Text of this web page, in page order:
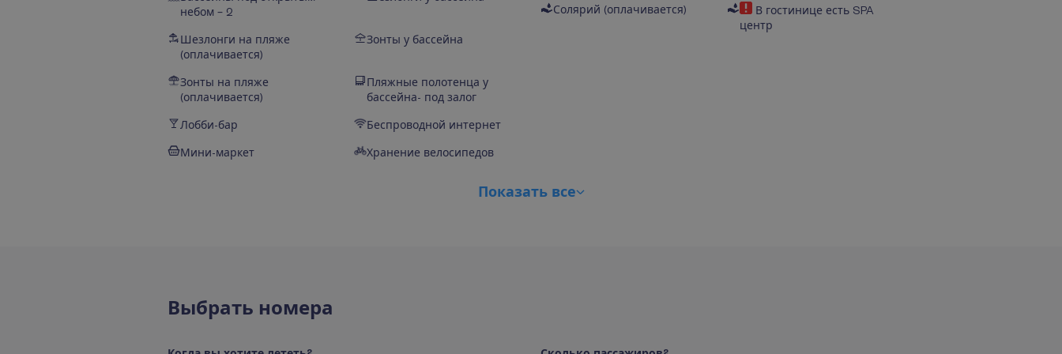
небом – 2
Шезлонги на пляже
(оплачивается)
Зонты у бассейна
Зонты на пляже
(оплачивается)
Пляжные полотенца у
бассейна- под залог
Лобби-бар Беспроводной интернет
Мини-маркет Хранение велосипедов
Солярий (оплачивается)
В гостинице есть SPA
центр
Показать все
Выбрать номера